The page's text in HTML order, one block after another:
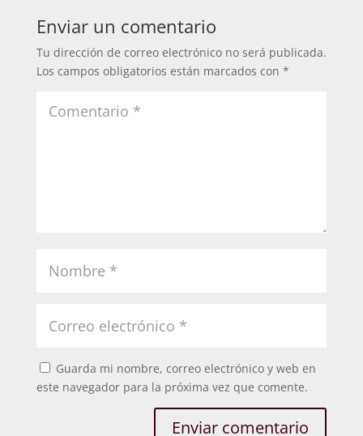
Enviar un comentario
Tu dirección de correo electrónico no será publicada.
Los campos obligatorios están marcados con *
Guarda mi nombre, correo electrónico y web en
este navegador para la próxima vez que comente.
Enviar comentario